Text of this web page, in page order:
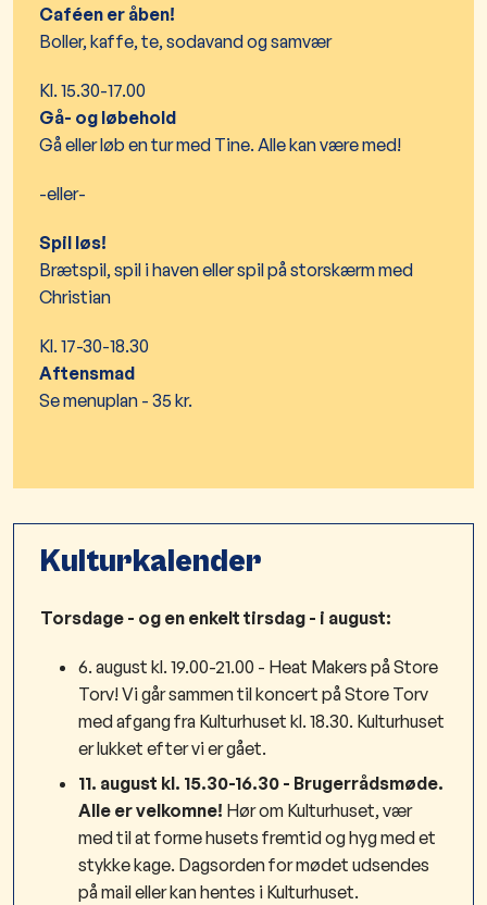
Caféen er åben!
Boller, kaffe, te, sodavand og samvær
Kl. 15.30-17.00
Gå- og løbehold
Gå eller løb en tur med Tine. Alle kan være med!
-eller-
Spil løs!
Brætspil, spil i haven eller spil på storskærm med
Christian
Kl. 17-30-18.30
Aftensmad
Se menuplan - 35 kr.
Kulturkalender
Torsdage - og en enkelt tirsdag - i august:
6. august kl. 19.00-21.00 - Heat Makers på Store
Torv! Vi går sammen til koncert på Store Torv
med afgang fra Kulturhuset kl. 18.30. Kulturhuset
er lukket efter vi er gået.
11. august kl. 15.30-16.30 - Brugerrådsmøde.
Alle er velkomne! Hør om Kulturhuset, vær
med til at forme husets fremtid og hyg med et
stykke kage. Dagsorden for mødet udsendes
på mail eller kan hentes i Kulturhuset.